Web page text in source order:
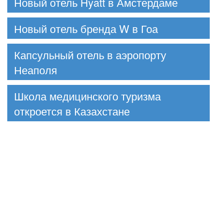
Новый отель бренда W в Гоа
Капсульный отель в аэропорту
Неаполя
Школа медицинского туризма
откроется в Казахстане